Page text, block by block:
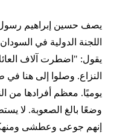
يصف حسين إبراهيم
اللجنة الدولية في
يقول: "اضطرت آلاف
النزاع. وصلوا إلى هنا في
يوميًا. معظم أفرادها من
وضعًا بالغ الصعوبة. لا
إنهم جوعى وعطشى